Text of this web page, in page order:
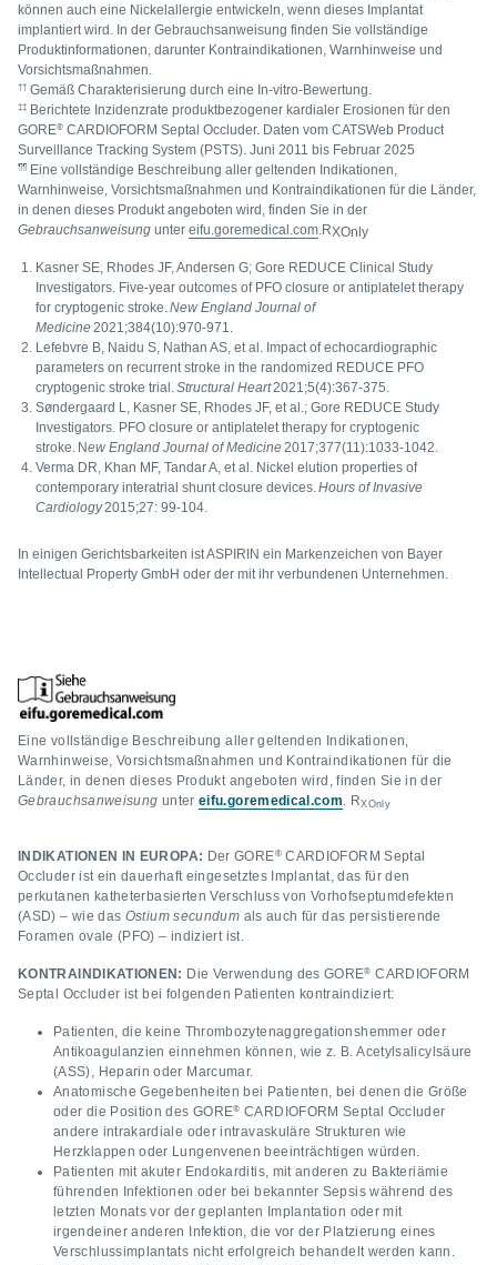
können auch eine Nickelallergie entwickeln, wenn dieses Implantat
implantiert wird. In der Gebrauchsanweisung finden Sie vollständige
Produktinformationen, darunter Kontraindikationen, Warnhinweise und
Vorsichtsmaßnahmen.
†† Gemäß Charakterisierung durch eine In-vitro-Bewertung.
‡‡ Berichtete Inzidenzrate produktbezogener kardialer Erosionen für den
GORE® CARDIOFORM Septal Occluder. Daten vom CATSWeb Product
Surveillance Tracking System (PSTS). Juni 2011 bis Februar 2025
¶¶ Eine vollständige Beschreibung aller geltenden Indikationen,
Warnhinweise, Vorsichtsmaßnahmen und Kontraindikationen für die Länder,
in denen dieses Produkt angeboten wird, finden Sie in der
Gebrauchsanweisung unter eifu.goremedical.com .RXOnly
Kasner SE, Rhodes JF, Andersen G; Gore REDUCE Clinical Study
Investigators. Five-year outcomes of PFO closure or antiplatelet therapy
for cryptogenic stroke. New England Journal of
Medicine 2021;384(10):970-971.
Lefebvre B, Naidu S, Nathan AS, et al. Impact of echocardiographic
parameters on recurrent stroke in the randomized REDUCE PFO
cryptogenic stroke trial. Structural Heart2021;5(4):367-375.
Søndergaard L, Kasner SE, Rhodes JF, et al.; Gore REDUCE Study
Investigators. PFO closure or antiplatelet therapy for cryptogenic
stroke. New England Journal of Medicine 2017;377(11):1033-1042.
Verma DR, Khan MF, Tandar A, et al. Nickel elution properties of
contemporary interatrial shunt closure devices. Hours of Invasive
Cardiology2015;27: 99-104.
In einigen Gerichtsbarkeiten ist ASPIRIN ein Markenzeichen von Bayer
Intellectual Property GmbH oder der mit ihr verbundenen Unternehmen.
Eine vollständige Beschreibung aller geltenden Indikationen,
Warnhinweise, Vorsichtsmaßnahmen und Kontraindikationen für die
Länder, in denen dieses Produkt angeboten wird, finden Sie in der
Gebrauchsanweisung untereifu.goremedical.com . RXOnly
INDIKATIONEN IN EUROPA: Der GORE®CARDIOFORM Septal
Occluder ist ein dauerhaft eingesetztes Implantat, das für den
perkutanen katheterbasierten Verschluss von Vorhofseptumdefekten
(ASD) – wie das Ostium secundum als auch für das persistierende
Foramen ovale (PFO) – indiziert ist.
KONTRAINDIKATIONEN: Die Verwendung des GORE® CARDIOFORM
Septal Occluder ist bei folgenden Patienten kontraindiziert:
Patienten, die keine Thrombozytenaggregationshemmer oder
Antikoagulanzien einnehmen können, wie z. B. Acetylsalicylsäure
(ASS), Heparin oder Marcumar.
Anatomische Gegebenheiten bei Patienten, bei denen die Größe
oder die Position des GORE® CARDIOFORM Septal Occluder
andere intrakardiale oder intravaskuläre Strukturen wie
Herzklappen oder Lungenvenen beeinträchtigen würden.
Patienten mit akuter Endokarditis, mit anderen zu Bakteriämie
führenden Infektionen oder bei bekannter Sepsis während des
letzten Monats vor der geplanten Implantation oder mit
irgendeiner anderen Infektion, die vor der Platzierung eines
Verschlussimplantats nicht erfolgreich behandelt werden kann.